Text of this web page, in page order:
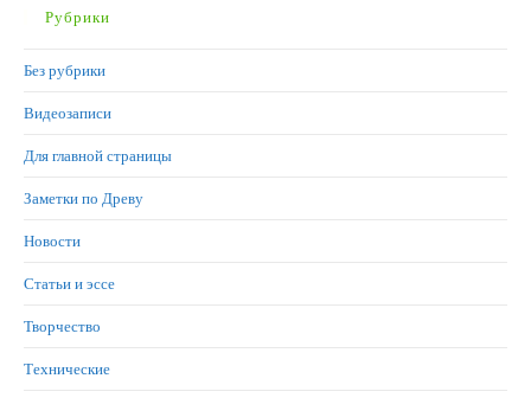
Рубрики
Без рубрики
Видеозаписи
Для главной страницы
Заметки по Древу
Новости
Статьи и эссе
Творчество
Технические